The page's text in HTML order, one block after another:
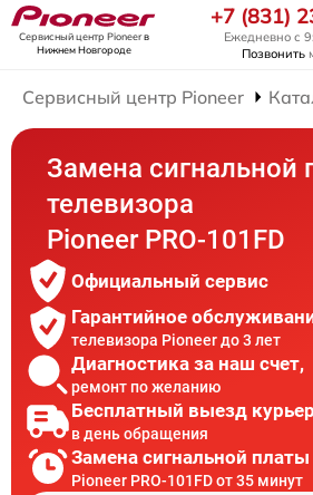
Сервисный центр Pioneerв
Нижнем Новгороде
+7 (831)
Ежедневно с
Позвонить
Сервисный центр Pioneer
Замена сигнальной
телевизора
Pioneer PRO-101FD
Официальный сервис
Гарантийное
телевизора Pioneer до 3 лет
Диагностика за наш счет,
ремонт по желанию
Бесплатный выезд
в день обращения
Замена сигнальной платы
Pioneer PRO-101FD от 35 минут